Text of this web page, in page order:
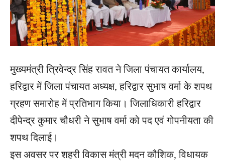
मुख्यमंत्री त्रिवेन्द्र सिंह रावत ने जिला पंचायत कार्यालय,
हरिद्वार में जिला पंचायत अध्यक्ष, हरिद्वार सुभाष वर्मा के शपथ
ग्रहण समारोह में प्रतिभाग किया। जिलाधिकारी हरिद्वार
दीपेन्द्र कुमार चौधरी ने सुभाष वर्मा को पद एवं गोपनीयता की
शपथ दिलाई।
इस अवसर पर शहरी विकास मंत्री मदन कौशिक, विधायक